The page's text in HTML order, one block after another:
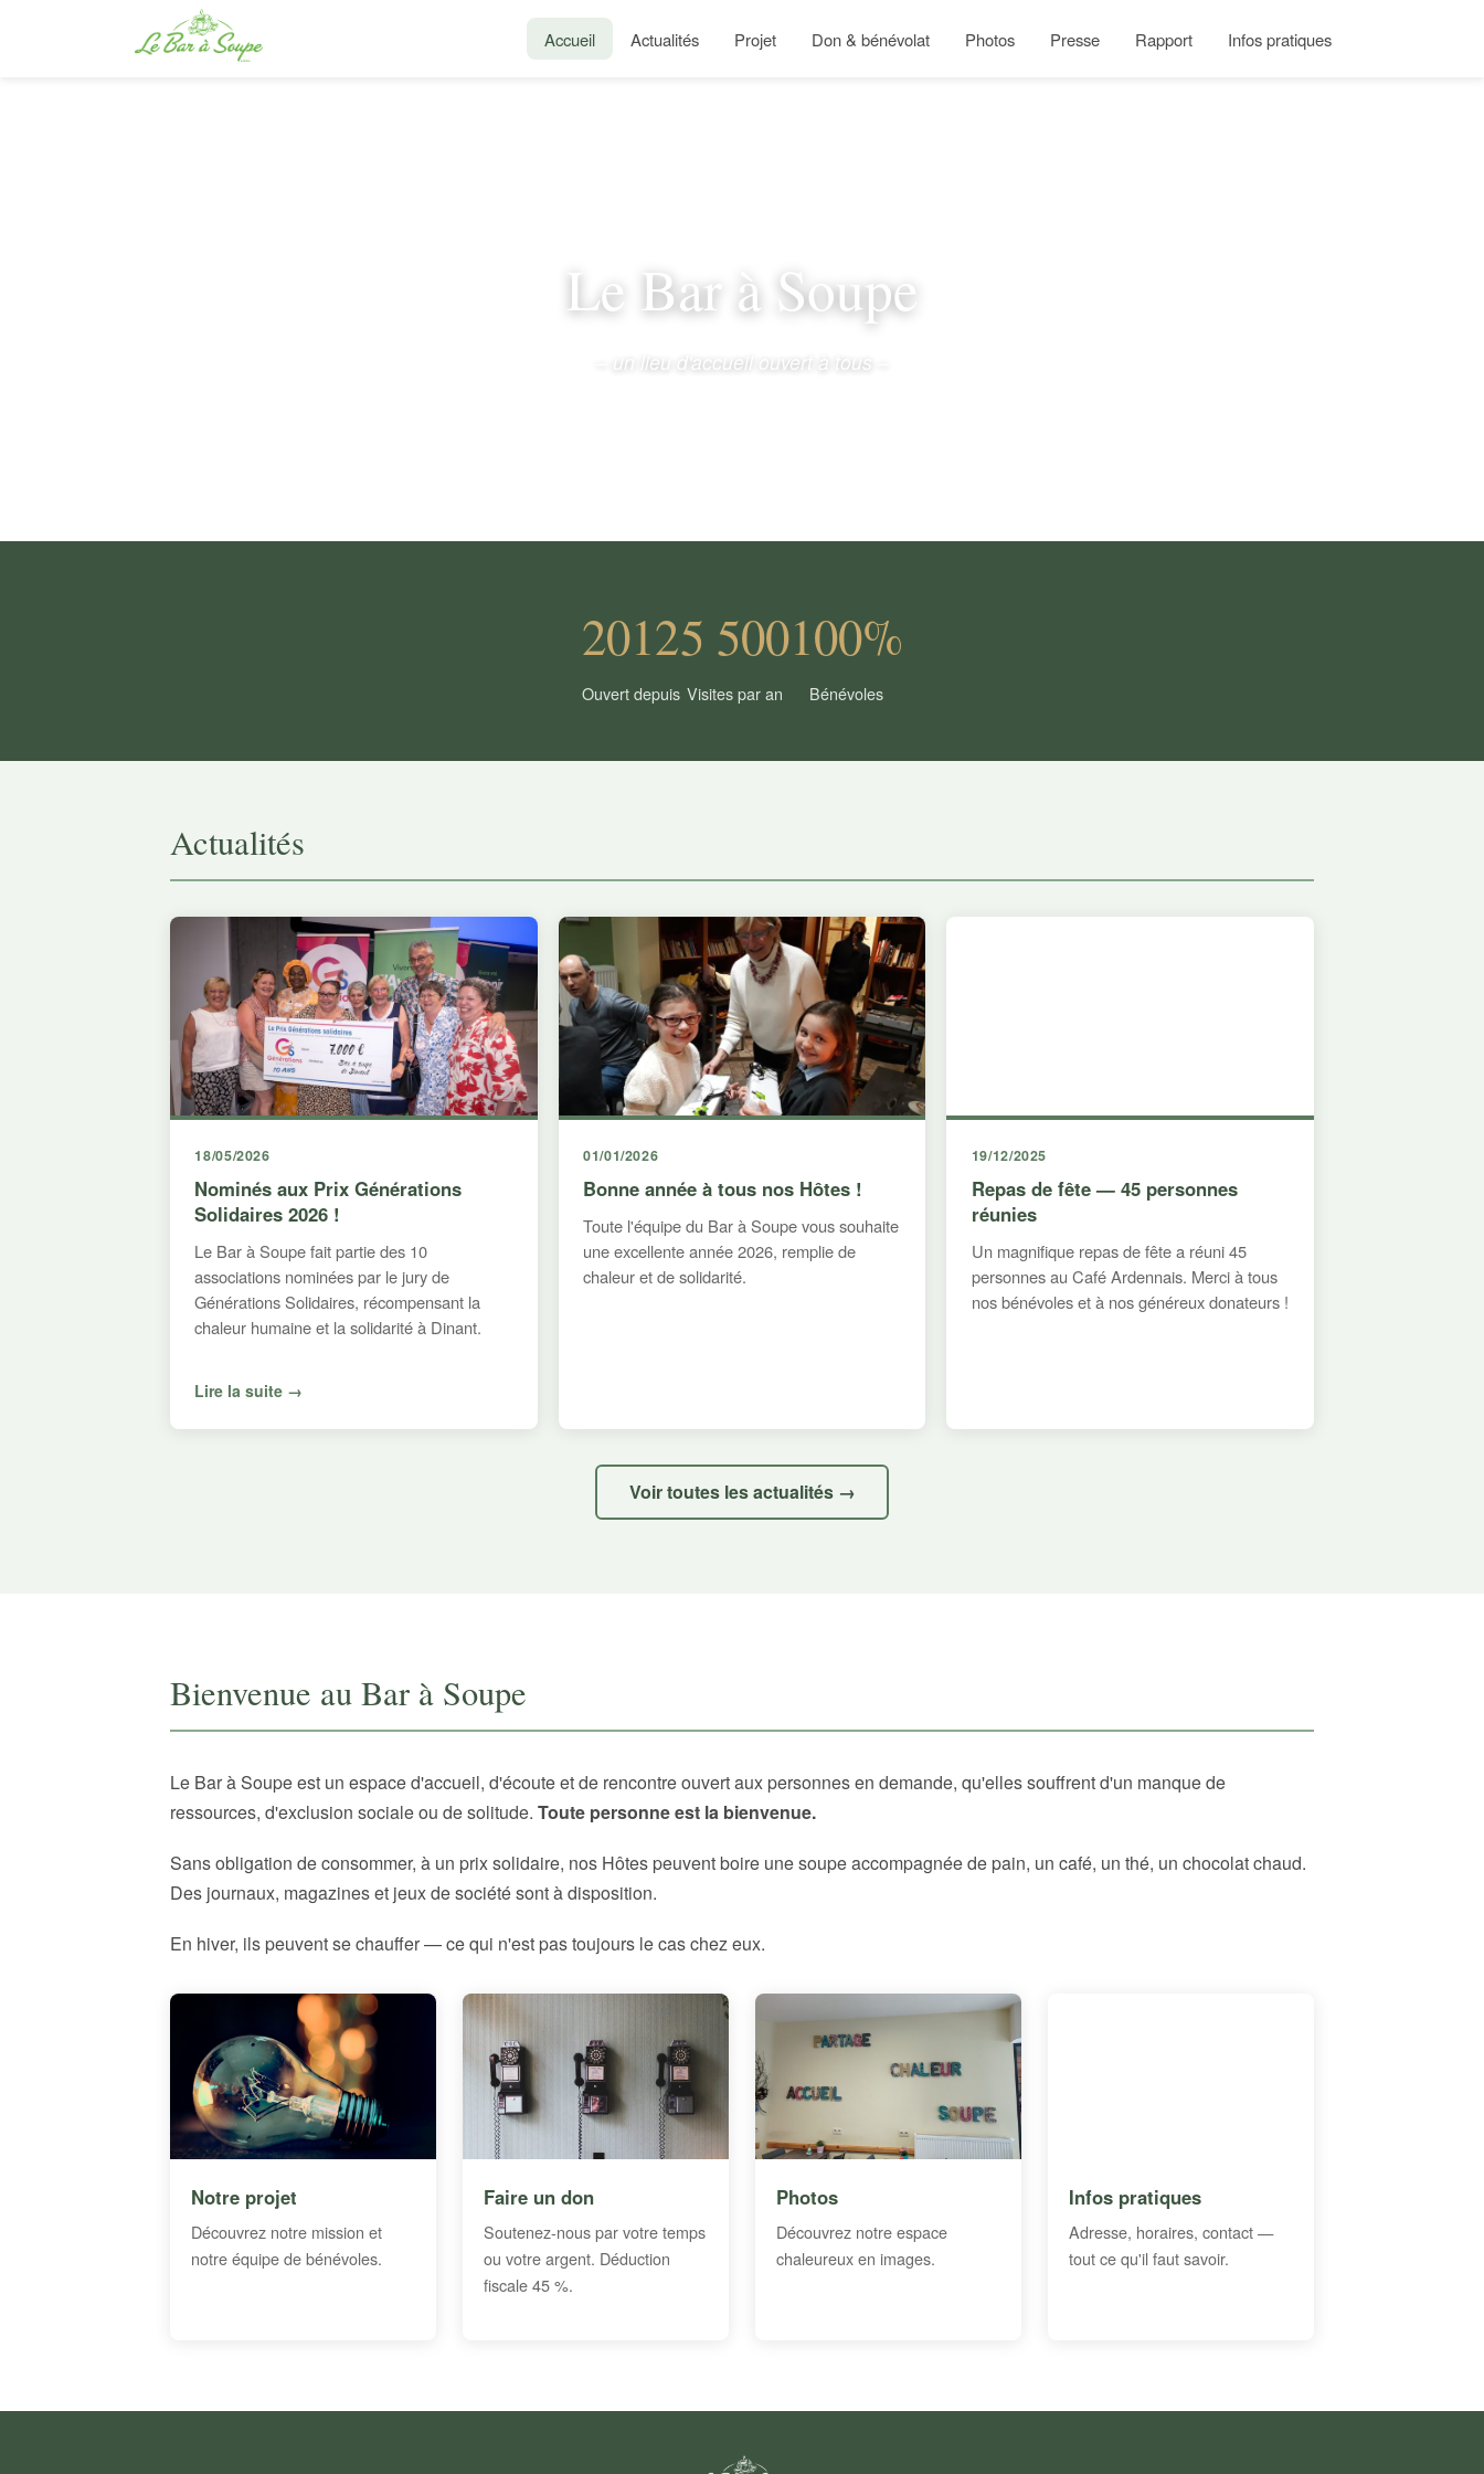
Accueil Actualités Projet Don & bénévolat Photos Presse Rapport Infos pratiques
Le Bar à Soupe
– un lieu d'accueil ouvert à tous –
2012
Ouvert depuis
5 500
Visites par an
100%
Bénévoles
Actualités
18/05/2026
Nominés aux Prix Générations
Solidaires 2026 !
Le Bar à Soupe fait partie des 10
associations nominées par le jury de
Générations Solidaires, récompensant la
chaleur humaine et la solidarité à Dinant.
Lire la suite →
01/01/2026
Bonne année à tous nos Hôtes !
Toute l'équipe du Bar à Soupe vous souhaite
une excellente année 2026, remplie de
chaleur et de solidarité.
19/12/2025
Repas de fête — 45 personnes
réunies
Un magnifique repas de fête a réuni 45
personnes au Café Ardennais. Merci à tous
nos bénévoles et à nos généreux donateurs !
Voir toutes les actualités →
Bienvenue au Bar à Soupe
Le Bar à Soupe est un espace d'accueil, d'écoute et de rencontre ouvert aux personnes en demande, qu'elles souffrent d'un manque de
ressources, d'exclusion sociale ou de solitude. Toute personne est la bienvenue.
Sans obligation de consommer, à un prix solidaire, nos Hôtes peuvent boire une soupe accompagnée de pain, un café, un thé, un chocolat chaud.
Des journaux, magazines et jeux de société sont à disposition.
En hiver, ils peuvent se chauffer — ce qui n'est pas toujours le cas chez eux.
Notre projet
Découvrez notre mission et
notre équipe de bénévoles.
Faire un don
Soutenez-nous par votre temps
ou votre argent. Déduction
fiscale 45 %.
Photos
Découvrez notre espace
chaleureux en images.
Infos pratiques
Adresse, horaires, contact —
tout ce qu'il faut savoir.